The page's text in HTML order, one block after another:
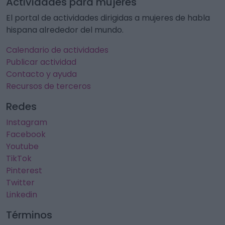
El portal de actividades dirigidas a mujeres de habla
hispana alrededor del mundo.
Calendario de actividades
Publicar actividad
Contacto y ayuda
Recursos de terceros
Redes
Instagram
Facebook
Youtube
TikTok
Pinterest
Twitter
Linkedin
Términos